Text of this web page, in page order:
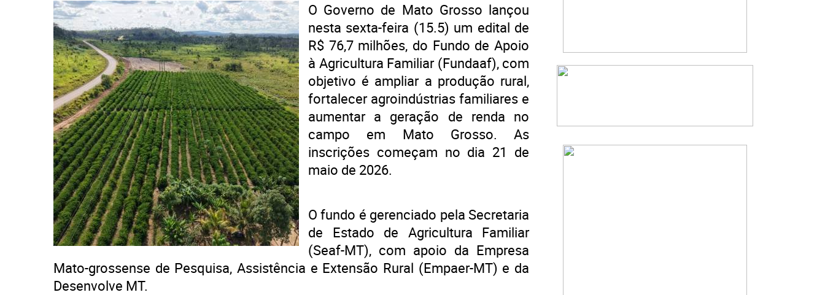
O Governo de Mato Grosso lançou
nesta sexta-feira (15.5) um edital de
R$ 76,7 milhões, do Fundo de Apoio
à Agricultura Familiar (Fundaaf), com
objetivo é ampliar a produção rural,
fortalecer agroindústrias familiares e
aumentar a geração de renda no
campo em Mato Grosso. As
inscrições começam no dia 21 de
maio de 2026.
O fundo é gerenciado pela Secretaria
de Estado de Agricultura Familiar
(Seaf-MT), com apoio da Empresa
Mato-grossense de Pesquisa, Assistência e Extensão Rural (Empaer-MT) e da
Desenvolve MT.